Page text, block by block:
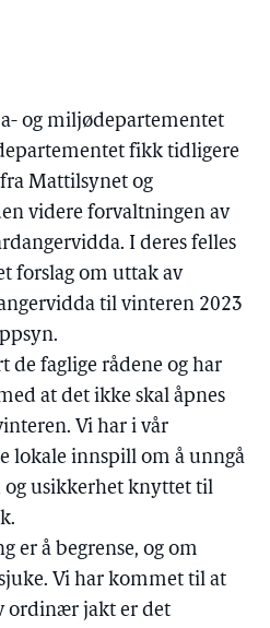
og miljødepartementet
fikk tidligere
Mattilsynet og
videre forvaltningen av
I deres felles
forslag om uttak av
til vinteren 2023
de faglige rådene og har
at det ikke skal åpnes
Vi har i vår
lokale innspill om å unngå
usikkerhet knyttet til
er å begrense, og om
Vi har kommet til at
ordinær jakt er det